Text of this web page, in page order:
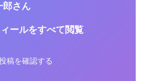
郎さん
ールをすべて閲覧
稿を確認する